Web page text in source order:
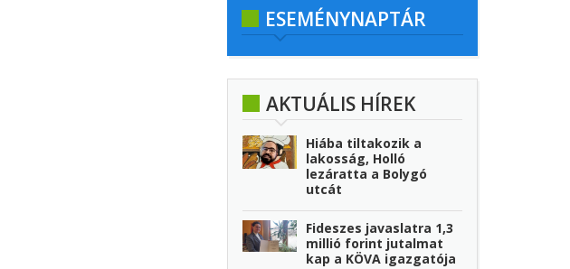
ESEMÉNYNAPTÁR
AKTUÁLIS HÍREK
Hiába tiltakozik a
lakosság, Holló
lezáratta a Bolygó
utcát
Fideszes javaslatra 1,3
millió forint jutalmat
kap a KÖVA igazgatója